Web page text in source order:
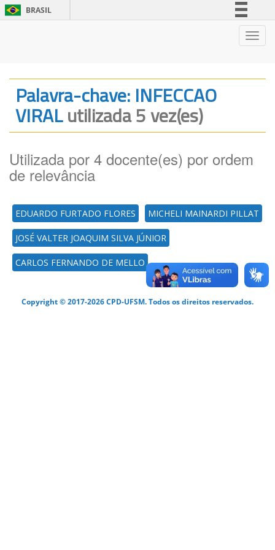
BRASIL
Legislação
Canais
Palavra-chave: INFECCAO
VIRALutilizada 5 vez(es)
Utilizada por 4 docente(es) por ordem
de relevância
EDUARDO FURTADO FLORES MICHELI MAINARDI PILLAT
JOSÉ VALTER JOAQUIM SILVA JÚNIOR
CARLOS FERNANDO DE MELLO
Copyright © 2017-2026 CPD-UFSM. Todos os direitos reservados.